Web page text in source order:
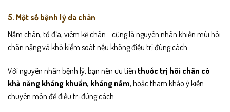
5. Một số bệnh lý da chân
Nấm chân, tổ đỉa, viêm kẽ chân… cũng là nguyên nhân khiến mùi hôi
chân nặng và khó kiểm soát nếu không điều trị đúng cách.
Với nguyên nhân bệnh lý, bạn nên ưu tiên thuốc trị hôi chân có
khả năng kháng khuẩn, kháng nấm, hoặc tham khảo ý kiến
chuyên môn để điều trị đúng cách.